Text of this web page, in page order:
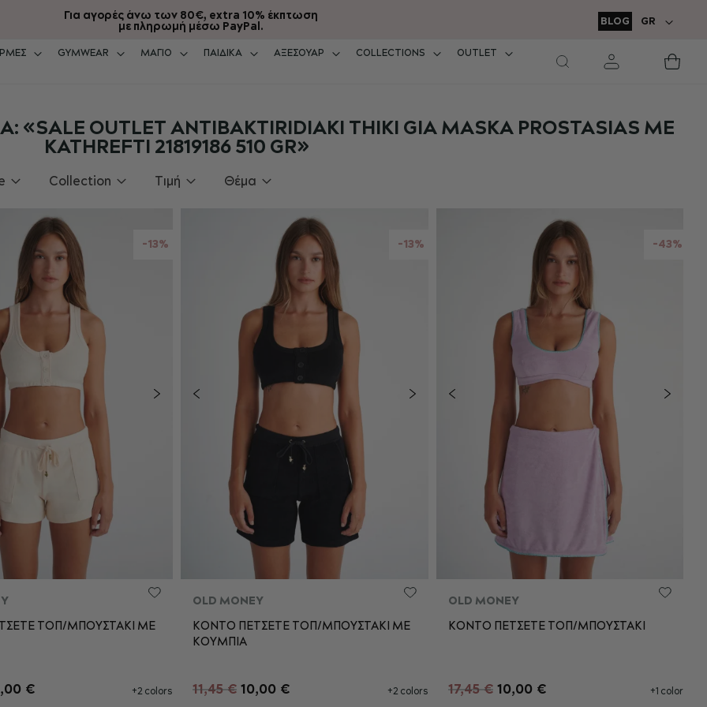
Για αγορές άνω των 80€, extra 10% έκπτωση
με πληρωμή μέσω PayPal.
Δωρεάν
σε
ΓΛΏΣΣΑ
GR
BLOG
GYMWEAR ΜΑΓΙΟ ΠΑΙΔΙΚΑ ΑΞΕΣΟΥΑΡ COLLECTIONS OUTLET
OUTLET ANTIBAKTIRIDIAKI THIKI GIA MASKA PROSTASIAS ME
KATHREFTI 21819186 510 GR»
-13%
ΣΤΟ ΚΑΛΆΘΙ
ΤΟΠ/ΜΠΟΥΣΤΑΚΙ ME
€ +2 colors
-13%
XS
ΠΡΟΣΘΉΚΗ ΣΤΟ ΚΑΛΆΘΙ
OLD MONEY
ΚΟΝΤΟ ΠΕΤΣΕΤΕ ΤΟΠ/ΜΠΟΥΣΤΑΚΙ ME
ΚΟΥΜΠΙΑ
11,45 € 10,00 € +2 colors
-43%
ΠΡΟΣΘΉΚΗ ΣΤΟ ΚΑΛΆΘΙ
OLD MONEY
ΚΟΝΤΟ ΠΕΤΣΕΤΕ ΤΟΠ/ΜΠΟΥΣΤΑΚΙ
17,45 € 10,00 € +1 color
Collection Τιμή Θέμα